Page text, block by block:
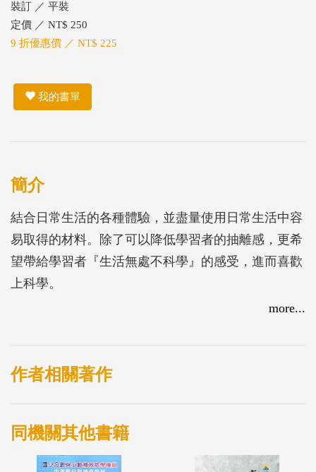
裝訂 ／ 平裝
定價 ／ NT$ 250
9 折優惠價 ／ NT$ 225
我的書單
簡介
結合日常生活的各種體驗，並盡量使用日常生活中容
易取得的材料。除了可以降低學習者的抽離感，更希
望帶給學習者『生活無處不科學』的感受，進而喜歡
上科學。
more...
作者相關著作
同機關其他書籍